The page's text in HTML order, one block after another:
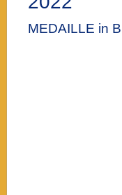
MEDAILLE in